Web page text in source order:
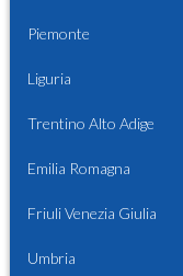
Piemonte
Liguria
Trentino Alto Adige
Emilia Romagna
Friuli Venezia Giulia
Umbria